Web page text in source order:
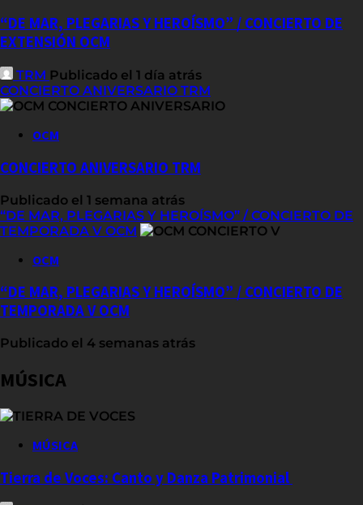
“DE MAR, PLEGARIAS Y HEROÍSMO” / CONCIERTO DE
EXTENSIÓN OCM
TRM Publicado el 1 día atrás
CONCIERTO ANIVERSARIO TRM
OCM
CONCIERTO ANIVERSARIO TRM
Publicado el 1 semana atrás
“DE MAR, PLEGARIAS Y HEROÍSMO” / CONCIERTO DE
TEMPORADA V OCM
OCM
“DE MAR, PLEGARIAS Y HEROÍSMO” / CONCIERTO DE
TEMPORADA V OCM
Publicado el 4 semanas atrás
MÚSICA
MÚSICA
Tierra de Voces: Canto y Danza Patrimonial